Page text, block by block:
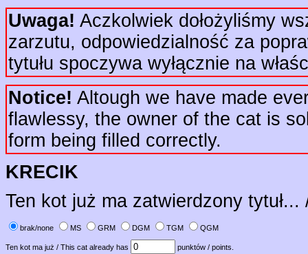
Uwaga! Aczkolwiek dołożyliśmy
zarzutu, odpowiedzialność za
tytułu spoczywa wyłącznie na
Notice! Altough we have made
flawlessy, the owner of the cat is
form being filled correctly.
KRECIK
Ten kot już ma zatwierdzony
brak/none MS GRM DGM TGM QGM
Ten kot ma już / This cat already has punktów / points.